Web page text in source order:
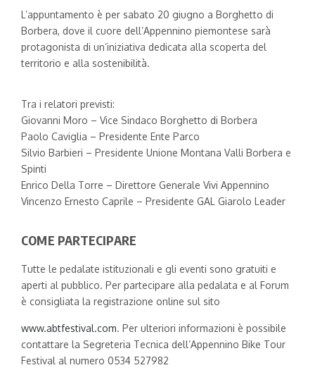
L’appuntamento è per sabato 20 giugno a Borghetto di
Borbera, dove il cuore dell’Appennino piemontese sarà
protagonista di un’iniziativa dedicata alla scoperta del
territorio e alla sostenibilità.
Tra i relatori previsti:
Giovanni Moro – Vice Sindaco Borghetto di Borbera
Paolo Caviglia – Presidente Ente Parco
Silvio Barbieri – Presidente Unione Montana Valli Borbera e
Spinti
Enrico Della Torre – Direttore Generale Vivi Appennino
Vincenzo Ernesto Caprile – Presidente GAL Giarolo Leader
COME PARTECIPARE
Tutte le pedalate istituzionali e gli eventi sono gratuiti e
aperti al pubblico. Per partecipare alla pedalata e al Forum
è consigliata la registrazione online sul sito
www.abtfestival.com. Per ulteriori informazioni è possibile
contattare la Segreteria Tecnica dell’Appennino Bike Tour
Festival al numero 0534 527982